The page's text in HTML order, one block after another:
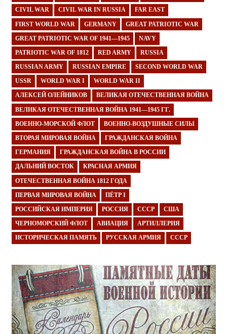
CIVIL WAR CIVIL WAR IN RUSSIA FAR EAST
FIRST WORLD WAR GERMANY GREAT PATRIOTIC WAR
GREAT PATRIOTIC WAR OF 1941—1945 NAVY
PATRIOTIC WAR OF 1812 RED ARMY RUSSIA
RUSSIAN ARMY RUSSIAN EMPIRE SECOND WORLD WAR
USSR WORLD WAR I WORLD WAR II
АЛЕКСЕЙ ОЛЕЙНИКОВ ВЕЛИКАЯ ОТЕЧЕСТВЕННАЯ ВОЙНА
ВЕЛИКАЯ ОТЕЧЕСТВЕННАЯ ВОЙНА 1941—1945 ГГ.
ВОЕННО-МОРСКОЙ ФЛОТ ВОЕННО-ВОЗДУШНЫЕ СИЛЫ
ВТОРАЯ МИРОВАЯ ВОЙНА ГРАЖДАНСКАЯ ВОЙНА
ГЕРМАНИЯ ГРАЖДАНСКАЯ ВОЙНА В РОССИИ
ДАЛЬНИЙ ВОСТОК КРАСНАЯ АРМИЯ
ОТЕЧЕСТВЕННАЯ ВОЙНА 1812 ГОДА
ПЕРВАЯ МИРОВАЯ ВОЙНА ПЁТР I
РОССИЙСКАЯ ИМПЕРИЯ РОССИЯ СССР США
ЧЕРНОМОРСКИЙ ФЛОТ АВИАЦИЯ АРТИЛЛЕРИЯ
ИСТОРИЧЕСКАЯ ПАМЯТЬ РУССКАЯ АРМИЯ СССР